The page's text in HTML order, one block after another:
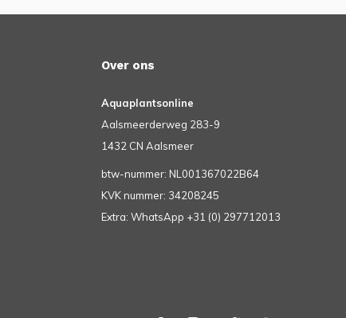
Over ons
Aquaplantsonline
Aalsmeerderweg 283-9
1432 CN Aalsmeer
btw-nummer: NL001367022B64
KVK nummer: 34208245
Extra: WhatsApp +31 (0) 297712013